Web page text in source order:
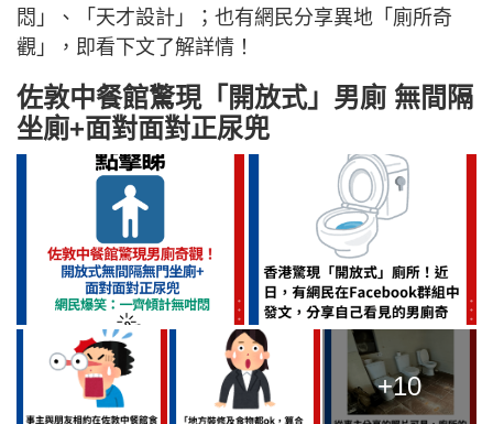
悶」、「天才設計」；也有網民分享異地「廁所奇
觀」，即看下文了解詳情！
佐敦中餐館驚現「開放式」男廁 無間隔
坐廁+面對面對正尿兜
+10